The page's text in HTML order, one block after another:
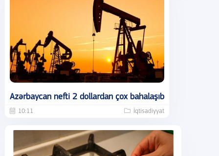
Azərbaycan nefti 2 dollardan çox bahalaşıb
10:11 İqtisadiyyat